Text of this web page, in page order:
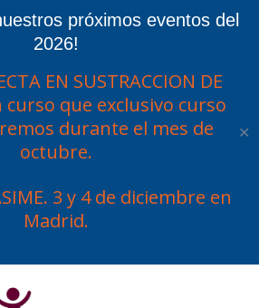
próximos eventos del
2026!
EN SUSTRACCION DE
curso que exclusivo curso
durante el mes de
octubre.
3 y 4 de diciembre en
Madrid.
✕